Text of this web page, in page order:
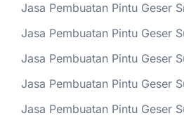
Jasa Pembuatan Pintu Geser
Jasa Pembuatan Pintu Geser
Jasa Pembuatan Pintu Geser
Jasa Pembuatan Pintu Geser
Jasa Pembuatan Pintu Geser